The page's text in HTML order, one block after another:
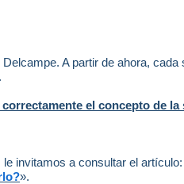
A partir de ahora, cada
el concepto de
invitamos a consultar el
».